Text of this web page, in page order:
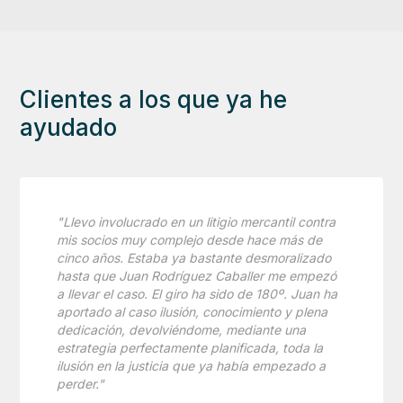
Clientes a los que ya he
ayudado
"Llevo involucrado en un litigio mercantil contra
mis socios muy complejo desde hace más de
cinco años. Estaba ya bastante desmoralizado
hasta que Juan Rodríguez Caballer me empezó
a llevar el caso. El giro ha sido de 180º. Juan ha
aportado al caso ilusión, conocimiento y plena
dedicación, devolviéndome, mediante una
estrategia perfectamente planificada, toda la
ilusión en la justicia que ya había empezado a
perder."